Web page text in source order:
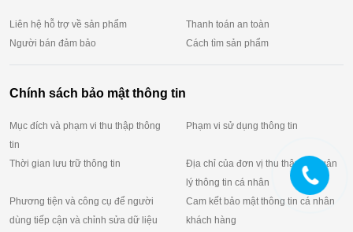
Liên hệ hỗ trợ về sản phẩm
Thanh toán an toàn
Người bán đảm bảo
Cách tìm sản phẩm
Chính sách bảo mật thông tin
Mục đích và phạm vi thu thập thông
tin
Phạm vi sử dụng thông tin
Thời gian lưu trữ thông tin
Địa chỉ của đơn vị thu thập và quản
lý thông tin cá nhân
Phương tiện và công cụ để người
dùng tiếp cận và chỉnh sửa dữ liệu
Cam kết bảo mật thông tin cá nhân
khách hàng